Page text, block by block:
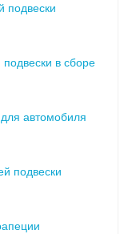
подвески
в сборе
автомобиля
подвески